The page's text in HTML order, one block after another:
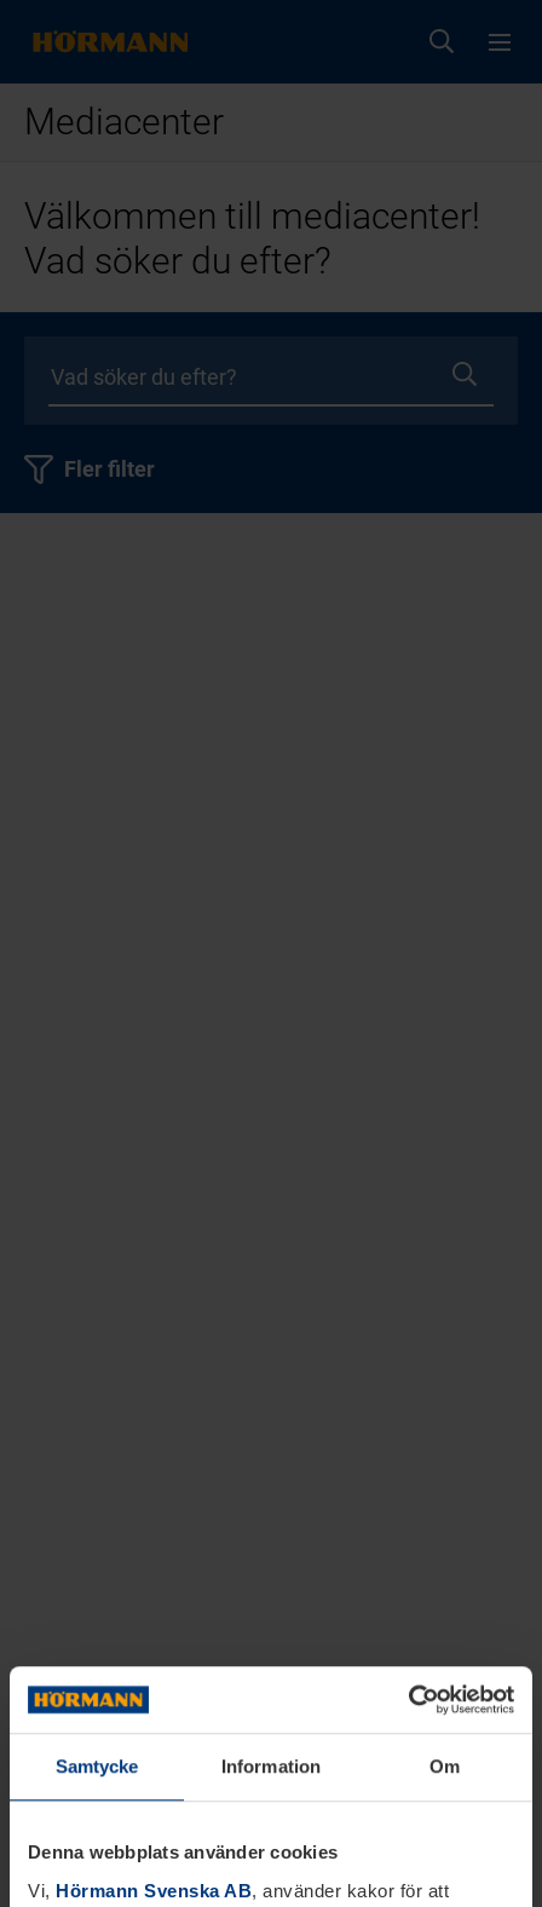
Samtycke Information Om
Denna webbplats använder cookies
Vi, Hörmann Svenska AB, använder kakor för att
Mediacenter
Välkommen till mediacenter!
Vad söker du efter?
Fler filter